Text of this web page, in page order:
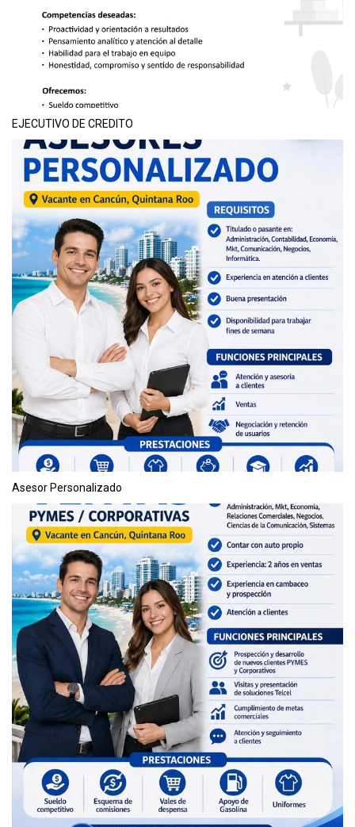
EJECUTIVO DE CREDITO
Asesor Personalizado